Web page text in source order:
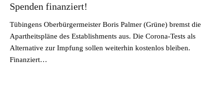
Spenden finanziert!
Tübingens Oberbürgermeister Boris Palmer (Grüne) bremst die
Apartheitspläne des Establishments aus. Die Corona-Tests als
Alternative zur Impfung sollen weiterhin kostenlos bleiben.
Finanziert…